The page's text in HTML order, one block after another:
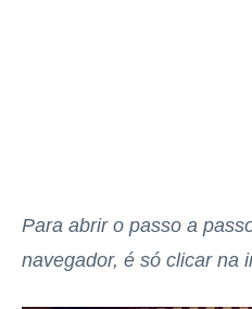
Para abrir o passo a
navegador, é só clicar na